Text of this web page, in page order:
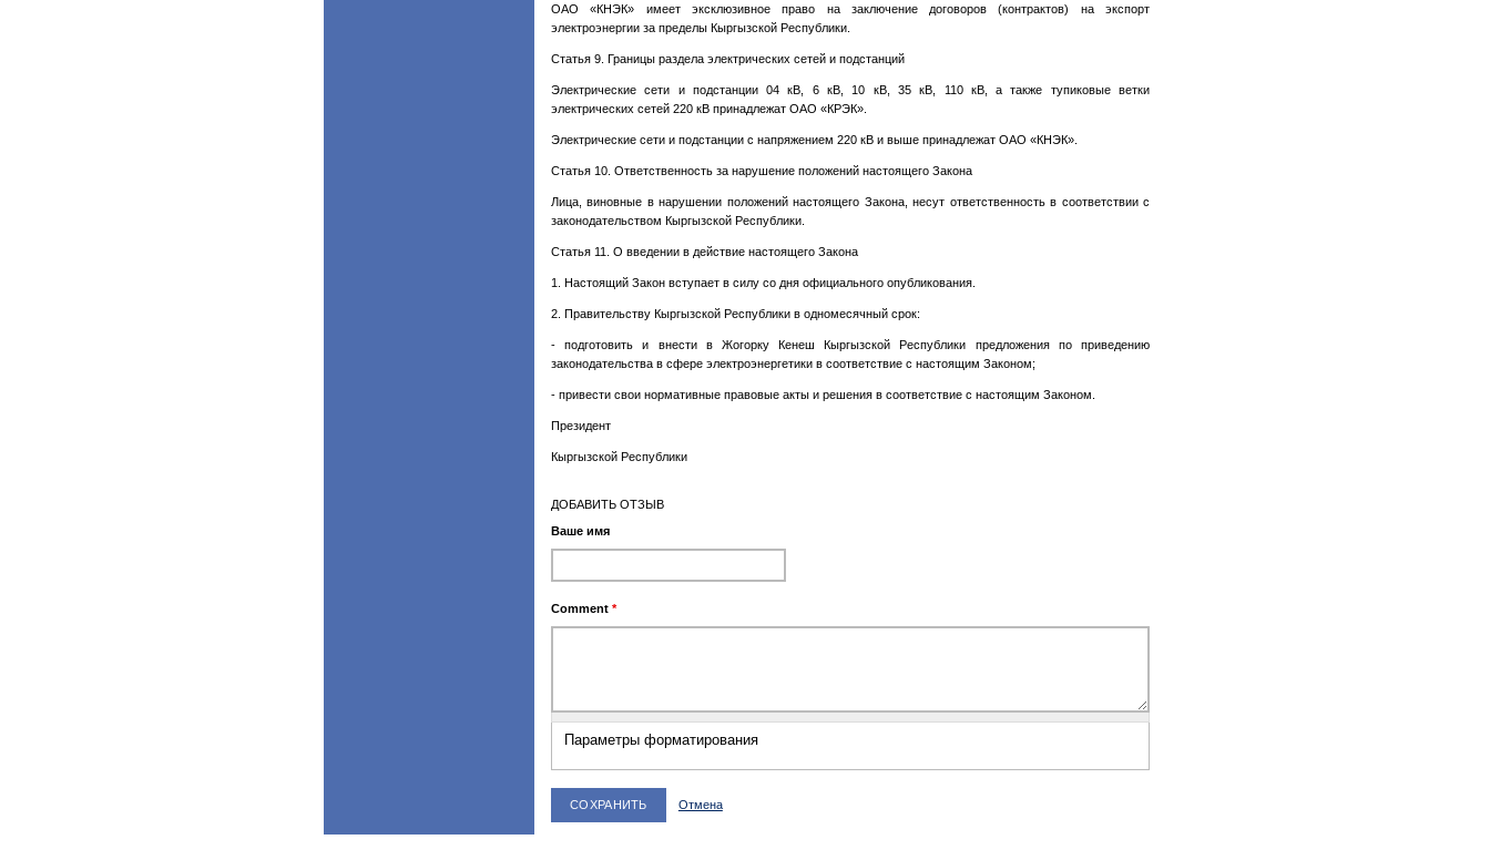
ОАО «КНЭК» имеет эксклюзивное право на заключение договоров (контрактов) на экспорт
электроэнергии за пределы Кыргызской Республики.
Статья 9. Границы раздела электрических сетей и подстанций
Электрические сети и подстанции 04 кВ, 6 кВ, 10 кВ, 35 кВ, 110 кВ, а также тупиковые ветки
электрических сетей 220 кВ принадлежат ОАО «КРЭК».
Электрические сети и подстанции с напряжением 220 кВ и выше принадлежат ОАО «КНЭК».
Статья 10. Ответственность за нарушение положений настоящего Закона
Лица, виновные в нарушении положений настоящего Закона, несут ответственность в соответствии с
законодательством Кыргызской Республики.
Статья 11. О введении в действие настоящего Закона
1. Настоящий Закон вступает в силу со дня официального опубликования.
2. Правительству Кыргызской Республики в одномесячный срок:
- подготовить и внести в Жогорку Кенеш Кыргызской Республики предложения по приведению
законодательства в сфере электроэнергетики в соответствие с настоящим Законом;
- привести свои нормативные правовые акты и решения в соответствие с настоящим Законом.
Президент
Кыргызской Республики
ДОБАВИТЬ ОТЗЫВ
Ваше имя
Comment *
Параметры форматирования
Отмена